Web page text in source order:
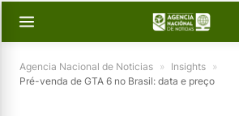
Agencia Nacional de Noticias » Insights »
Pré-venda de GTA 6 no Brasil: data e preço